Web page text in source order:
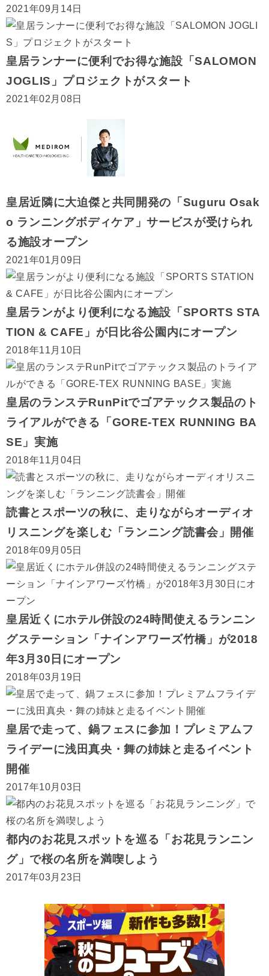
2021年09月14日
皇居ランナーに便利でお得な施設「SALOMON
JOGLIS」プロジェクトがスタート
2021年02月08日
皇居近隣に大迫傑と共同開発の「Suguru Osak
o ランニングボディケア」サービスが受けられ
る施設オープン
2021年01月09日
皇居ランがより便利になる施設「SPORTS STA
TION & CAFE」が日比谷公園内にオープン
2018年11月10日
皇居のランステRunPitでゴアテックス製品のト
ライアルができる「GORE-TEX RUNNING BA
SE」実施
2018年11月04日
読書とスポーツの秋に、走りながらオーディオ
リスニングを楽しむ「ランニング読書会」開催
2018年09月05日
皇居近くにホテル併設の24時間使えるランニン
グステーション「ナインアワーズ竹橋」が2018
年3月30日にオープン
2018年03月19日
皇居で走って、鍋フェスに参加！プレミアムフ
ライデーに浅⽥真央・舞の姉妹と走るイベント
開催
2017年10月03日
都内のお花見スポットを巡る「お花見ランニン
グ」で桜の名所を満喫しよう
2017年03月23日